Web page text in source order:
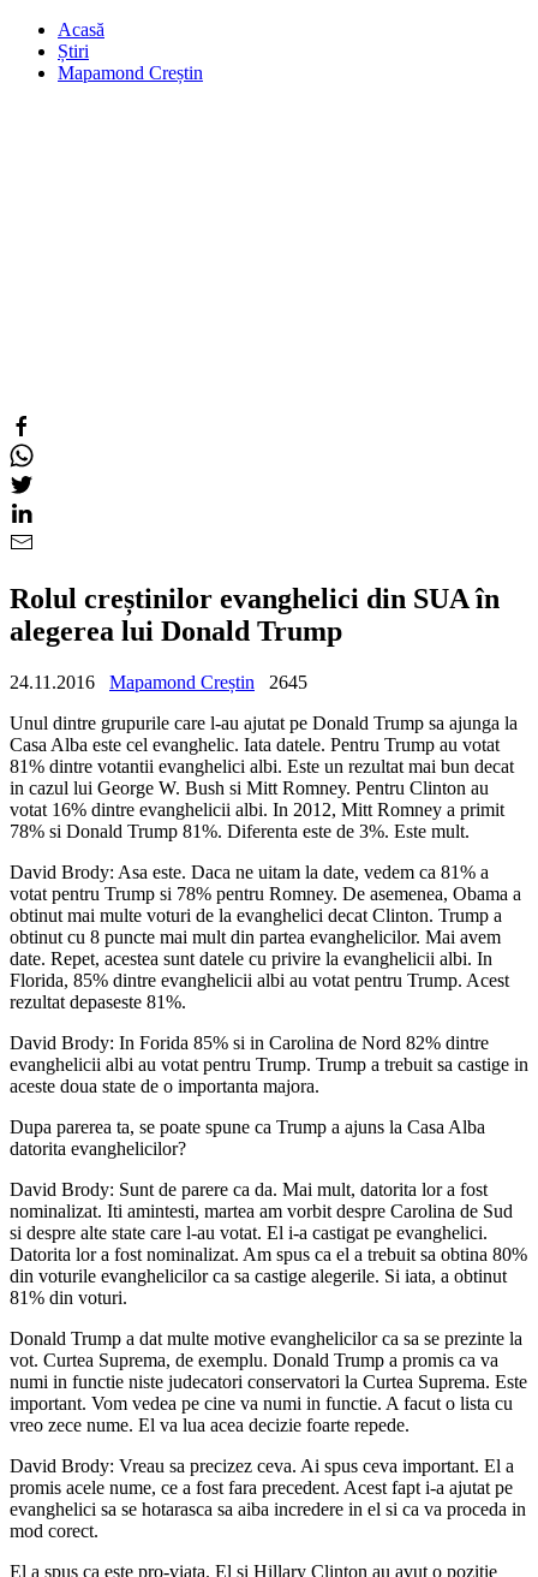
Acasă
Știri
Mapamond Creștin
Rolul creștinilor evanghelici din SUA în
alegerea lui Donald Trump
24.11.2016 Mapamond Creștin
2645
Unul dintre grupurile care l-au ajutat pe Donald Trump sa ajunga la
Casa Alba este cel evanghelic. Iata datele. Pentru Trump au votat
81% dintre votantii evanghelici albi. Este un rezultat mai bun decat
in cazul lui George W. Bush si Mitt Romney. Pentru Clinton au
votat 16% dintre evanghelicii albi. In 2012, Mitt Romney a primit
78% si Donald Trump 81%. Diferenta este de 3%. Este mult.
David Brody: Asa este. Daca ne uitam la date, vedem ca 81% a
votat pentru Trump si 78% pentru Romney. De asemenea, Obama a
obtinut mai multe voturi de la evanghelici decat Clinton. Trump a
obtinut cu 8 puncte mai mult din partea evanghelicilor. Mai avem
date. Repet, acestea sunt datele cu privire la evanghelicii albi. In
Florida, 85% dintre evanghelicii albi au votat pentru Trump. Acest
rezultat depaseste 81%.
David Brody: In Forida 85% si in Carolina de Nord 82% dintre
evanghelicii albi au votat pentru Trump. Trump a trebuit sa castige in
aceste doua state de o importanta majora.
Dupa parerea ta, se poate spune ca Trump a ajuns la Casa Alba
datorita evanghelicilor?
David Brody: Sunt de parere ca da. Mai mult, datorita lor a fost
nominalizat. Iti amintesti, martea am vorbit despre Carolina de Sud
si despre alte state care l-au votat. El i-a castigat pe evanghelici.
Datorita lor a fost nominalizat. Am spus ca el a trebuit sa obtina 80%
din voturile evanghelicilor ca sa castige alegerile. Si iata, a obtinut
81% din voturi.
Donald Trump a dat multe motive evanghelicilor ca sa se prezinte la
vot. Curtea Suprema, de exemplu. Donald Trump a promis ca va
numi in functie niste judecatori conservatori la Curtea Suprema. Este
important. Vom vedea pe cine va numi in functie. A facut o lista cu
vreo zece nume. El va lua acea decizie foarte repede.
David Brody: Vreau sa precizez ceva. Ai spus ceva important. El a
promis acele nume, ce a fost fara precedent. Acest fapt i-a ajutat pe
evanghelici sa se hotarasca sa aiba incredere in el si ca va proceda in
mod corect.
El a spus ca este pro-viata. El si Hillary Clinton au avut o pozitie